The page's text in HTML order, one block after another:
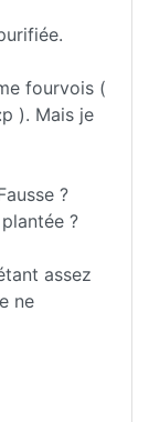
fourvois (
). Mais je
?
?
assez
ne